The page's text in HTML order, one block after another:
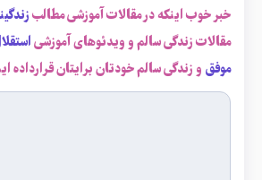
خبر خوب اینکه در مقالات آموزشی مطالب
مقالات زندگی سالم و ویدئوهای آموزشی
موفق و زندگی سالم خودتان برایتان قرارداده